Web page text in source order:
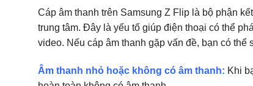
Cáp âm thanh trên Samsung Z Flip là bộ phận
trung tâm. Đây là yếu tố giúp điện thoại có thể
video. Nếu cáp âm thanh gặp vấn đề, bạn có
Âm thanh nhỏ hoặc không có âm thanh: Khi